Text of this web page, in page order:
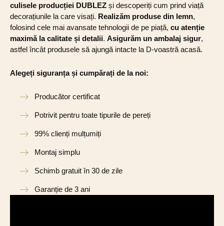
culisele producției DUBLEZ și descoperiți cum prind viață
decorațiunile la care visați. Realizăm produse din lemn,
folosind cele mai avansate tehnologii de pe piață, cu atenție
maximă la calitate și detalii. Asigurăm un ambalaj sigur,
astfel încât produsele să ajungă intacte la D-voastră acasă.
Alegeți siguranța și cumpărați de la noi:
Producător certificat
Potrivit pentru toate tipurile de pereți
99% clienți mulțumiți
Montaj simplu
Schimb gratuit în 30 de zile
Garanție de 3 ani